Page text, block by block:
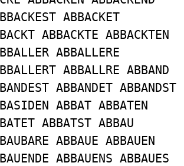
ABBACKET
ABBACKTE ABBACKTEN
ABBALLERE
ABBALLRE ABBAND
ABBANDET ABBANDST
ABBAT ABBATEN
ABBATST ABBAU
ABBAUE ABBAUEN
ABBAUENS ABBAUES